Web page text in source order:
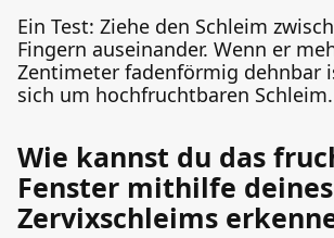
Ein Test: Ziehe den Schleim
Fingern auseinander. Wenn er
Zentimeter fadenförmig dehnbar
sich um hochfruchtbaren Schleim.
Wie kannst du das
Fenster mithilfe deines
Zervixschleims